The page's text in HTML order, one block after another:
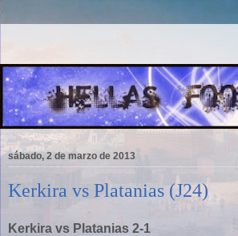
sábado, 2 de marzo de 2013
Kerkira vs Platanias (J24)
Kerkira vs Platanias 2-1